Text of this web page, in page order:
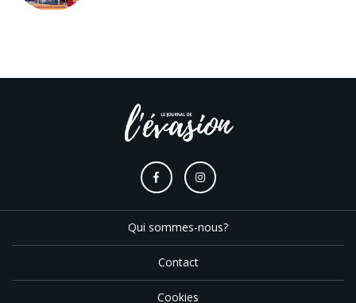
Qui sommes-nous?
Contact
Cookies